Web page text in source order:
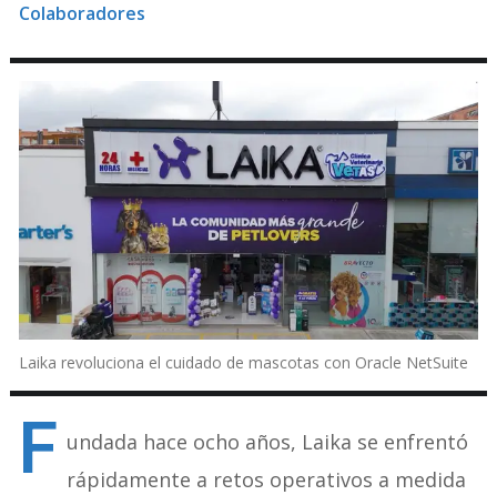
Colaboradores
Laika revoluciona el cuidado de mascotas con Oracle NetSuite
F undada hace ocho años, Laika se enfrentó
rápidamente a retos operativos a medida